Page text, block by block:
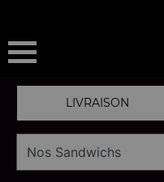
LIVRAISON